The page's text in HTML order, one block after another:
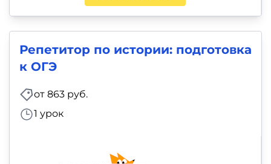
Репетитор по истории: подготовка
к ОГЭ
от 863 руб.
1 урок